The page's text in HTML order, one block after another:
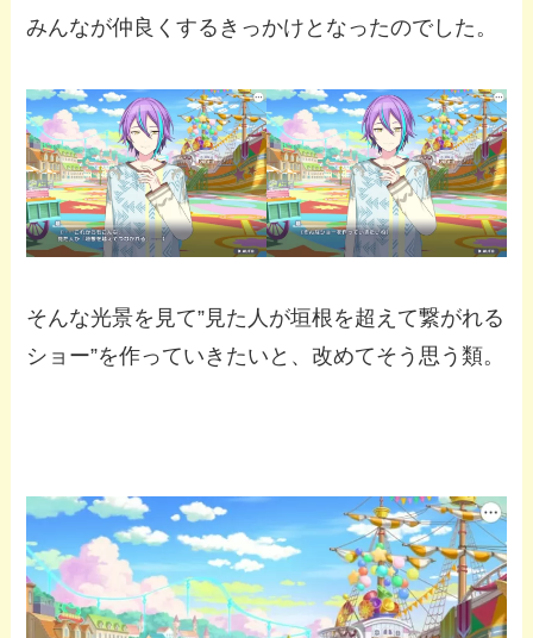
みんなが仲良くするきっかけとなったのでした。
そんな光景を見て”見た人が垣根を超えて繋がれる
ショー”を作っていきたいと、改めてそう思う類。